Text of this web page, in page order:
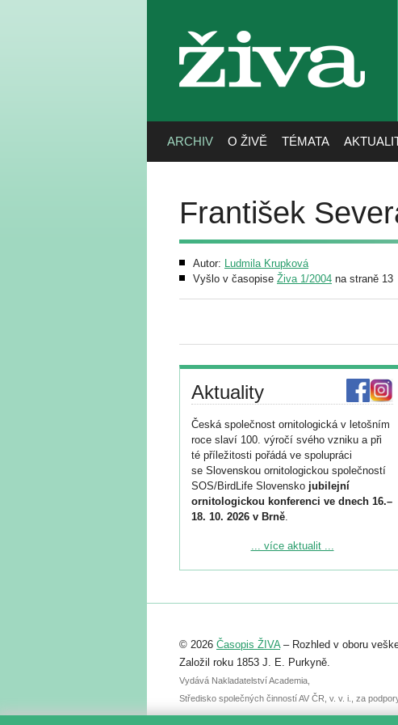
živa
ARCHIV O ŽIVĚ TÉMATA
František
Autor: Ludmila Krupková
Vyšlo v časopise Živa 1/2004 na straně 13
Aktuality
Česká společnost ornitologická v letošním
roce slaví 100. výročí svého vzniku a při
té příležitosti pořádá ve spolupráci
se Slovenskou ornitologickou společností
SOS/BirdLife Slovensko jubilejní
ornitologickou konferenci ve dnech 16.–
18. 10. 2026 v Brně.
Podrobnější informace ke konferenci
Registrovat se můžete do 6. září.
abstraktu přihlášené přednášky nebo
posteru je už 30. června.
... více aktualit ...
© 2026 Časopis ŽIVA– Rozhled v oboru
Založil roku 1853 J. E. Purkyně.
Vydává Nakladatelství Academia,
Středisko společných činností AV ČR, v. v. i., za